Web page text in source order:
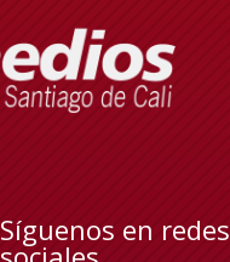
Síguenos en redes